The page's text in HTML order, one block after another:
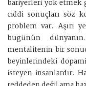
bariyerleri yok etmek
ciddi sonuçları söz
problem var. Aşırı
bugünün
mentalitenin bir
beyinlerindeki
isteyen insanlardır.